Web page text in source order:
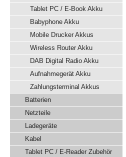
Tablet PC / E-Book Akku
Babyphone Akku
Mobile Drucker Akkus
Wireless Router Akku
DAB Digital Radio Akku
Aufnahmegerät Akku
Zahlungsterminal Akkus
Batterien
Netzteile
Ladegeräte
Kabel
Tablet PC / E-Reader Zubehör